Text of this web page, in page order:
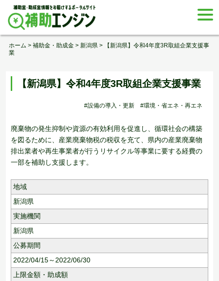
Skip
content
ホーム > 補助金・助成金 > 新潟県 >
【新潟県】令和4年度3R取組企業支援事
業
【新潟県】令和4年度3R取組企業支援事業
#設備の導入・更新 #環境・省エネ・再エネ
廃棄物の発生抑制や資源の有効利用を促進し、循環社会の構築
を図るために、産業廃棄物税の税収を充て、県内の産業廃棄物
排出業者や再生事業者が行うリサイクル等事業に要する経費の
一部を補助し支援します。
地域
新潟県
実施機関
新潟県
公募期間
2022/04/15～2022/06/30
上限金額・助成額